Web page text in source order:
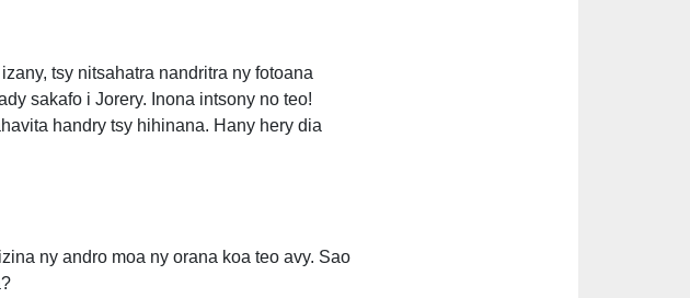
tsy nitsahatra nandritra ny fotoana
sakafo i Jorery. Inona intsony no teo!
handry tsy hihinana. Hany hery dia
ny andro moa ny orana koa teo avy. Sao